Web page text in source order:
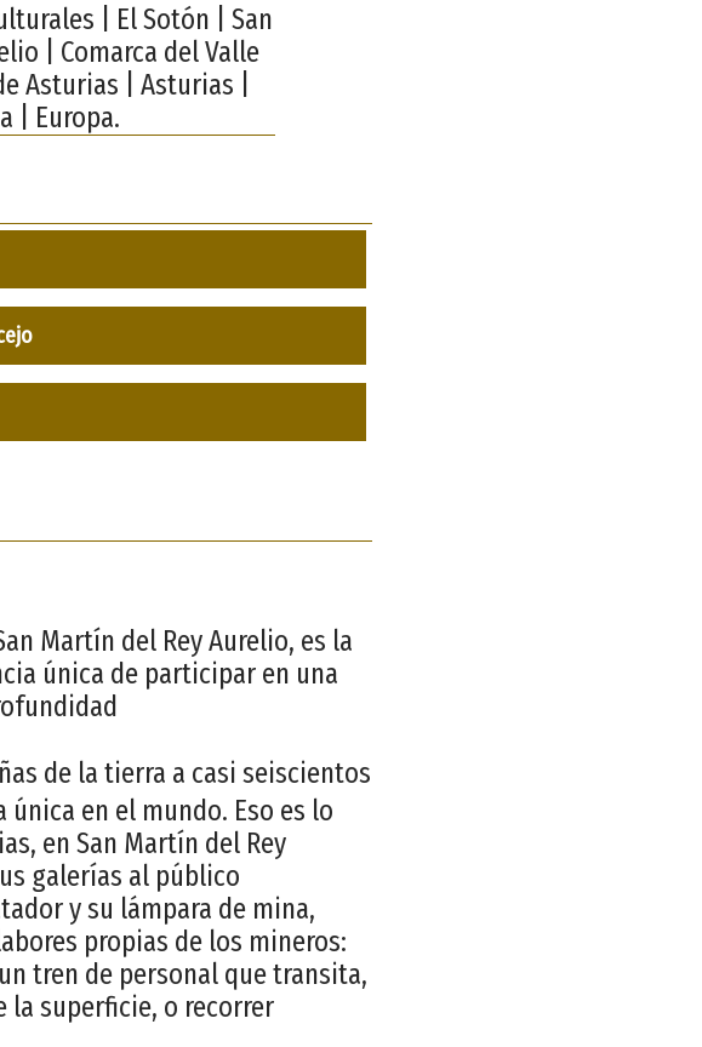
| El Sotón | San
| Comarca del Valle
Asturias | Asturias |
| Europa.
Martín del Rey Aurelio, es la
única de participar en una
de la tierra a casi seiscientos
en el mundo. Eso es lo
en San Martín del Rey
galerías al público
y su lámpara de mina,
propias de los mineros:
tren de personal que transita,
la superficie, o recorrer